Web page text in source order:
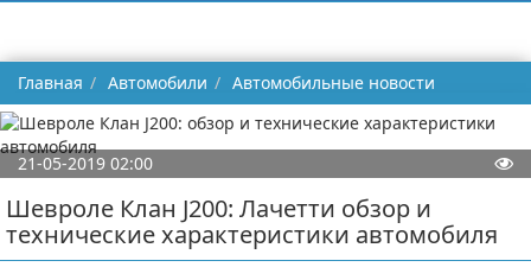
Главная Автомобили Автомобильные новости
21-05-2019 02:00
Шевроле Клан J200: Лачетти обзор и
технические характеристики автомобиля